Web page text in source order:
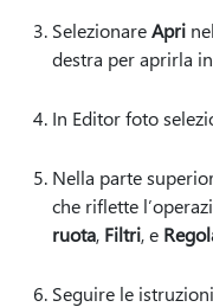
SelezionareApri
destra per aprirla
In Editor foto
Nella parte
che riflette
ruota, Filtri, e
Seguire le